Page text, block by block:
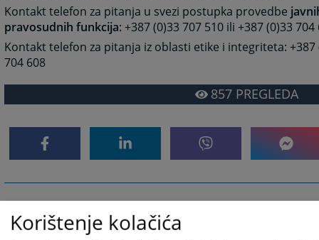
Kontakt telefon za pitanja u svezi postupka provedbe
pravosudnih funkcija: +387 (0)33 707 510 ili +387 (0)33 704
Kontakt telefon za pitanja iz oblasti etike i integriteta: +387
704 608
857 PREGLEDA
Korištenje kolačića